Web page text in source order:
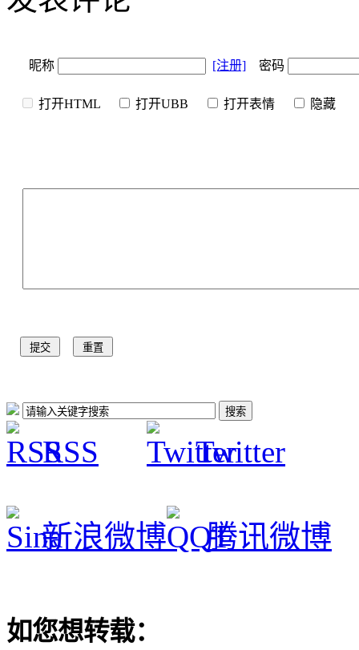
昵称 [注册] 密码
打开HTML 打开UBB 打开表情 隐
RSS Twitter
新浪微博 腾讯微博
如您想转载：